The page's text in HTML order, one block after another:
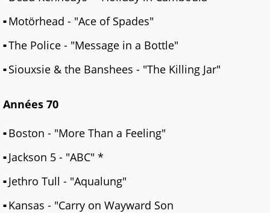
Motörhead - "Ace of Spades"
The Police - "Message in a Bottle"
Siouxsie & the Banshees - "The Killing Jar"
Années 70
Boston - "More Than a Feeling"
Jackson 5 - "ABC" *
Jethro Tull - "Aqualung"
Kansas - "Carry on Wayward Son